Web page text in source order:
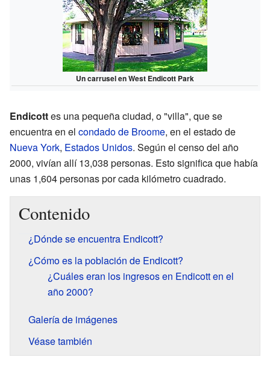
Un carrusel en West Endicott Park
Endicottes una pequeña ciudad, o "villa", que se
encuentra en el condado de Broome, en el estado de
Nueva York, Estados Unidos. Según el censo del año
2000, vivían allí 13,038 personas. Esto significa que había
unas 1,604 personas por cada kilómetro cuadrado.
Contenido
¿Dónde se encuentra Endicott?
¿Cómo es la población de Endicott?
¿Cuáles eran los ingresos en Endicott en el
año 2000?
Galería de imágenes
Véase también